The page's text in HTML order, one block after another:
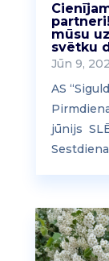
mūsu
svētku
Jūn 9,
AS
jūnijs